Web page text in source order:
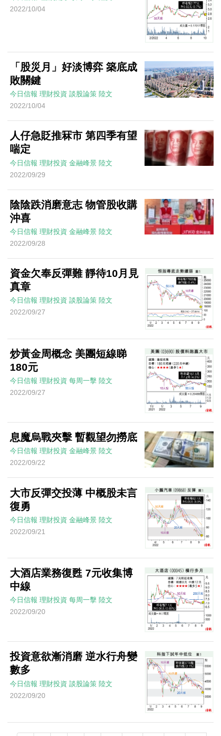
2022/10/04
「股災月」好淡博弈 築底成
敗關鍵
今日信報 理財投資 談股論策 陸文
2022/10/04
人仔急貶推冧市 第四季有望
喘定
今日信報 理財投資 金融峰景 陸文
2022/09/29
陰陰跌消磨意志 物管股收購
沖喜
今日信報 理財投資 金融峰景 陸文
2022/09/28
資金欠奉反彈難 靜待10月見
真章
今日信報 理財投資 談股論策 陸文
2022/09/27
炒黃金周概念 美團短線睇
180元
今日信報 理財投資 每周一擊 陸文
2022/09/27
息魔烏戰夾擊 暫觀望勿撈底
今日信報 理財投資 金融峰景 陸文
2022/09/22
大市反彈交投薄 中概股未言
復勇
今日信報 理財投資 金融峰景 陸文
2022/09/21
大酒店業務復甦 7元收集博
中線
今日信報 理財投資 每周一擊 陸文
2022/09/20
投資意欲漸消磨 逆水行舟變
數多
今日信報 理財投資 談股論策 陸文
2022/09/20